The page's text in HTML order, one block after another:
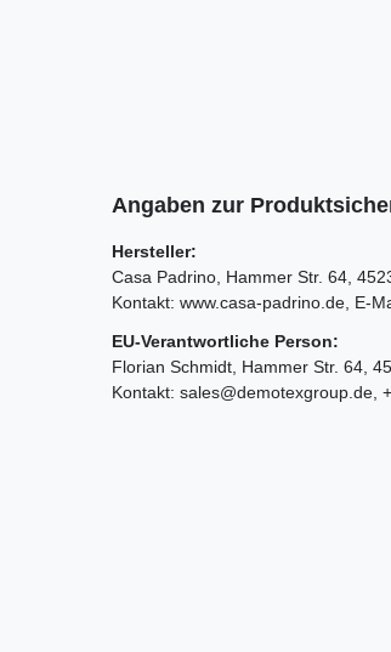
Angaben zur
Hersteller:
Casa Padrino Hammer Str. 64
Kontakt: www.casa-padrino.de E-
EU-Verantwortliche Person:
Florian Schmidt Hammer Str. 64
Kontakt: sales@demotexgroup.de